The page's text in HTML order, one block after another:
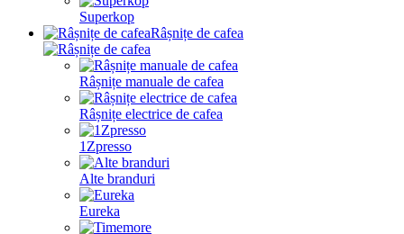
Superkop
Râșnițe de cafea
Râșnițe manuale de cafea
Râșnițe electrice de cafea
1Zpresso
Alte branduri
Eureka